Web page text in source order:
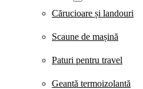
Cărucioare și landouri
Scaune de mașină
Paturi pentru travel
Geantă termoizolantă